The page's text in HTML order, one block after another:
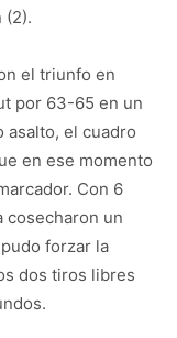
(2).
el triunfo en
por 63-65 en un
asalto, el cuadro
en ese momento
Con 6
cosecharon un
forzar la
dos tiros libres